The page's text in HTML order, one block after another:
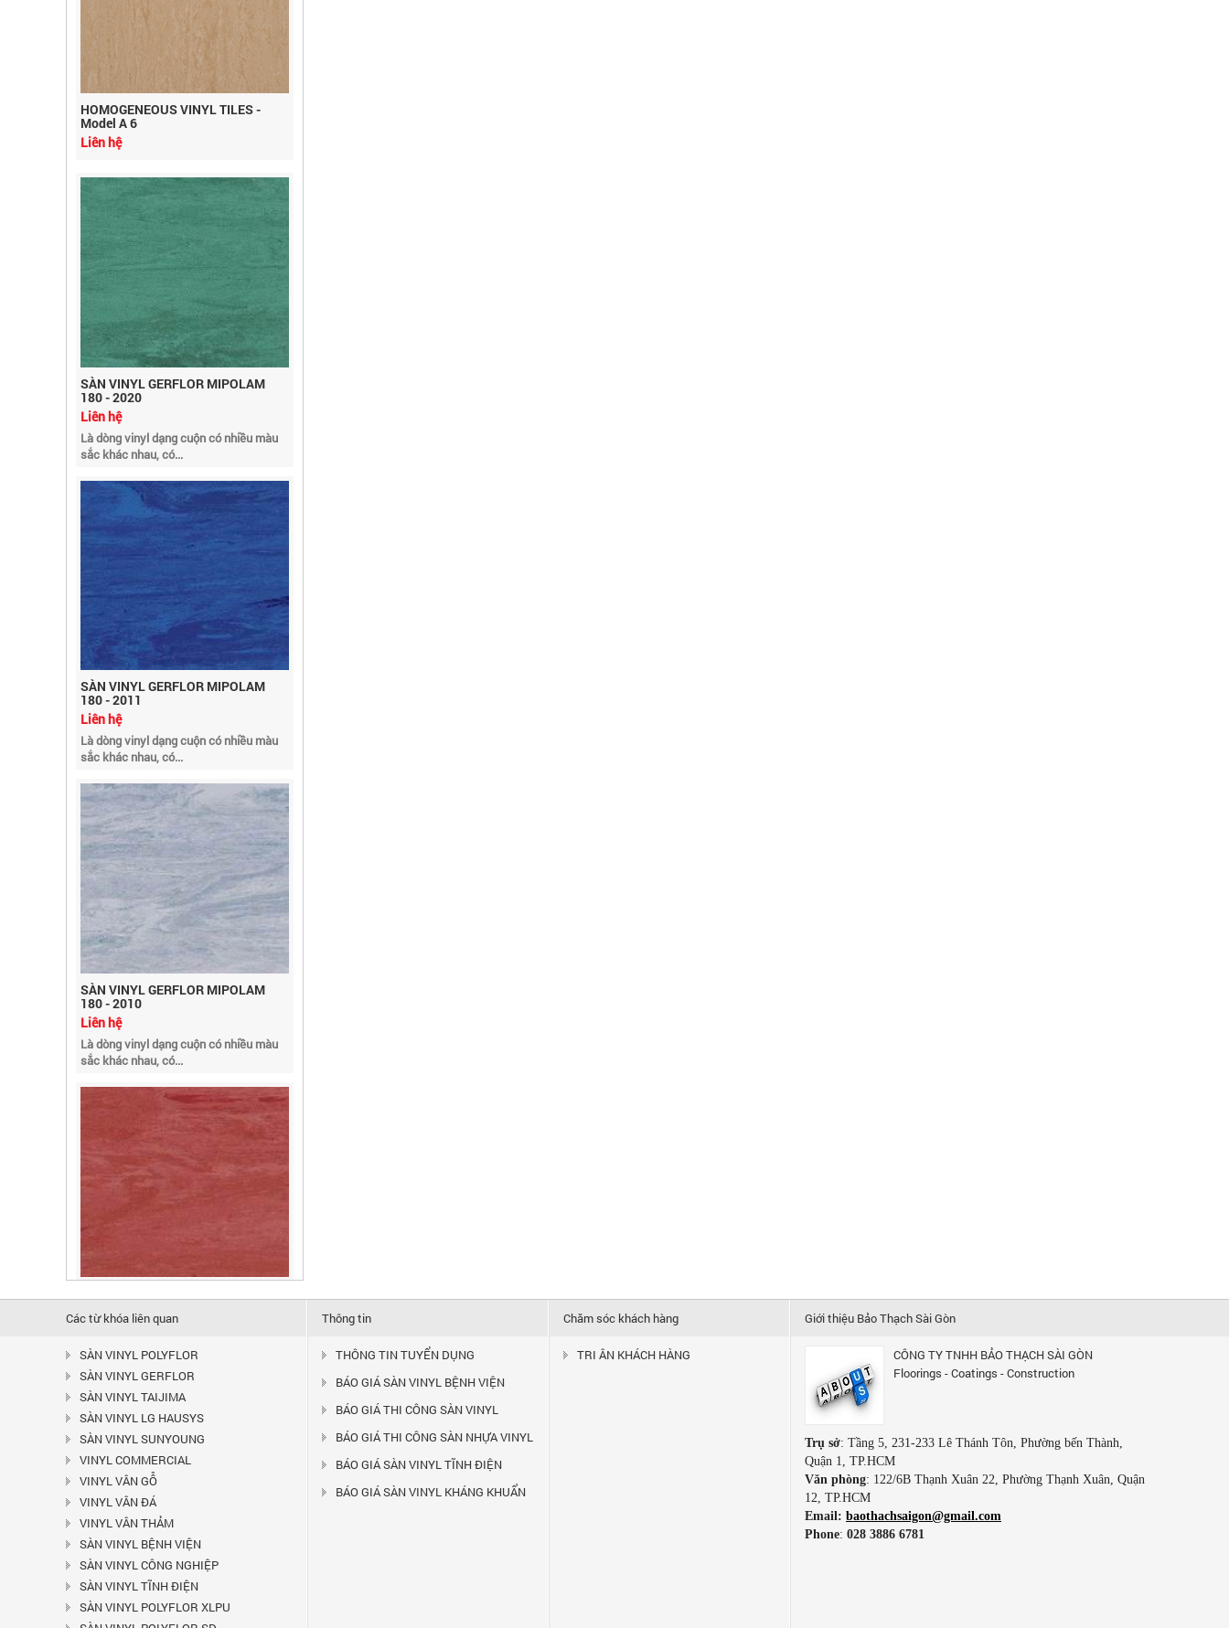
HOMOGENEOUS VINYL TILES -
Liên hệ
SÀN VINYL GERFLOR MIPOLAM
180 - 2020
Liên hệ
Là dòng vinyl dạng cuộn có nhiều màu
sắc khác nhau, có...
SÀN VINYL GERFLOR MIPOLAM
180 - 2011
Liên hệ
Là dòng vinyl dạng cuộn có nhiều màu
sắc khác nhau, có...
SÀN VINYL GERFLOR MIPOLAM
180 - 2010
Liên hệ
Là dòng vinyl dạng cuộn có nhiều màu
sắc khác nhau, có...
180 - 2003
Liên hệ
Là dòng vinyl dạng cuộn có nhiều màu
SÀN VINYL GERFLOR MIPOLAM
180 - 2002
Liên hệ
Các từ khóa liên quan Thông tin Chăm sóc khách hàng Giới thiệu Bảo Thạch Sài Gòn
SÀN VINYL POLYFLOR
SÀN VINYL GERFLOR
SÀN VINYL TAIJIMA
SÀN VINYL LG HAUSYS
SÀN VINYL SUNYOUNG
VINYL COMMERCIAL
VINYL VÂN GỖ
VINYL VÂN ĐÁ
VINYL VÂN THẢM
SÀN VINYL BỆNH VIỆN
SÀN VINYL CÔNG NGHIỆP
SÀN VINYL TĨNH ĐIỆN
SÀN VINYL POLYFLOR XLPU
THÔNG TIN TUYỂN DỤNG
BÁO GIÁ SÀN VINYL BỆNH VIỆN
BÁO GIÁ THI CÔNG SÀN VINYL
BÁO GIÁ THI CÔNG SÀN NHỰA VINYL
BÁO GIÁ SÀN VINYL TĨNH ĐIỆN
BÁO GIÁ SÀN VINYL KHÁNG KHUẨN
TRI ÂN KHÁCH HÀNG
CÔNG TY TNHH BẢO THẠCH SÀI GÒN
Floorings - Coatings - Construction
Trụ sở: Tầng 5, 231-233 Lê Thánh Tôn, Phường bến Thành,
Quận 1, TP.HCM
Văn phòng: 122/6B Thạnh Xuân 22, Phường Thạnh Xuân, Quận
12, TP.HCM
Email: baothachsaigon@gmail.com
Phone: 028 3886 6781